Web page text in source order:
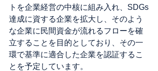
トを企業経営の中核に組み入れ、SDGs
達成に資する企業を拡大し、そのよう
な企業に民間資金が流れるフローを確
立することを目的としており、その一
環で基準に適合した企業を認証するこ
とを予定しています。